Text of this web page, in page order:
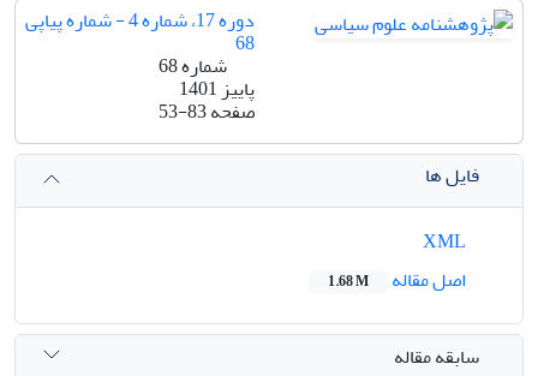
دوره 17، شماره 4 - شماره پیاپی
68
شماره 68
پاییز 1401
صفحه53-83
فایل ها
اصل مقاله
1.68 M
سابقه مقاله